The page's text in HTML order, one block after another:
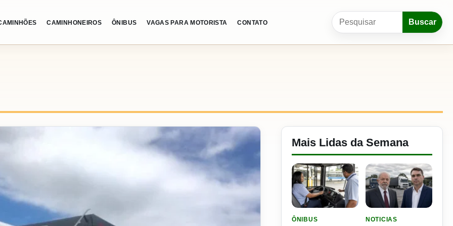
CAMINHONEIROS ÔNIBUS VAGAS PARA MOTORISTA CONTATO
Pesquisar por:
Buscar
Mais Lidas da Semana
ÔNIBUS
NOTICIAS